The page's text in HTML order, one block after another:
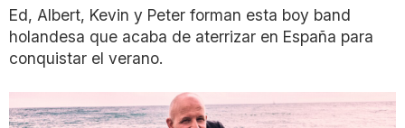
Ed, Albert, Kevin y Peter forman esta boy band
holandesa que acaba de aterrizar en España para
conquistar el verano.